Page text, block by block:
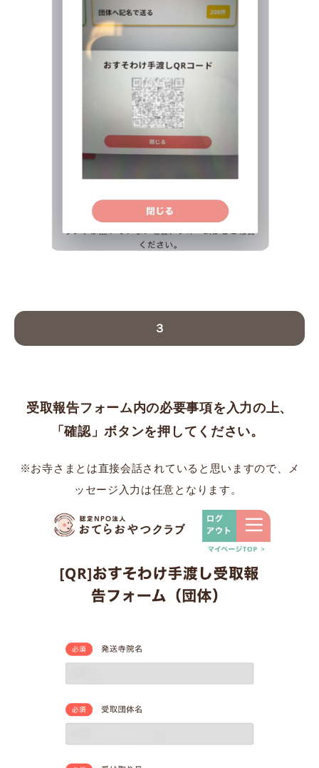
３
受取報告フォーム内の必要事項を入力の上、
「確認」ボタンを押してください。
※お寺さまとは直接会話されていると思いますので、メ
ッセージ入力は任意となります。